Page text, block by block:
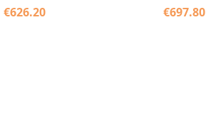
€626.20 €697.80